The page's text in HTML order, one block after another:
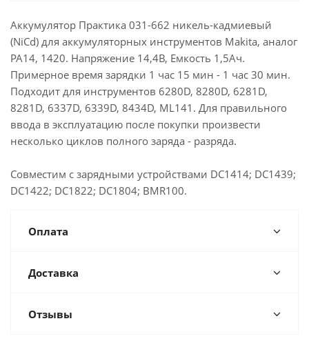
Аккумулятор Практика 031-662 никель-кадмиевый
(NiCd) для аккумуляторных инструментов Makita, аналог
PA14, 1420. Напряжение 14,4В, Емкость 1,5Ач.
Примерное время зарядки 1 час 15 мин - 1 час 30 мин.
Подходит для инструментов 6280D, 8280D, 6281D,
8281D, 6337D, 6339D, 8434D, ML141. Для правильного
ввода в эксплуатацию после покупки произвести
несколько циклов полного заряда - разряда.
Совместим с зарядными устройствами DC1414; DC1439;
DC1422; DC1822; DC1804; BMR100.
Оплата
Доставка
Отзывы